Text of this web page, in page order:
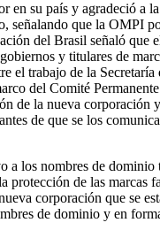
su país y agradeció a
que la OMPI
del Brasil señaló
y titulares de
trabajo de la
del Comité
de la nueva
de que se los
los nombres de
de las marcas
corporación que se
de dominio y en